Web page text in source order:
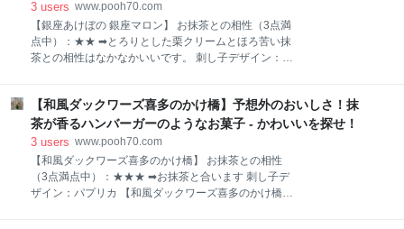
ケーキは、台湾土産として有名なお菓子です。 漢字で
は「鳳梨酥（ホウリンス）」と書きます。 鳳梨がパイ
ナップルのことです。 台湾で有名なパイナップルケー
キをわざわざ日本でも販売するほど人気なんです。 茶
たほうがいいわよ カルディのレジ横で販売していたパ
イナップルケーキは、とっても可愛い箱入りです。 箱
の大きさは7センチ四方ほどのかわいいミニサイ
いいを探せ！
3 users www.pooh70.com
【銀座あけぼの 銀座マロン】 お抹茶との相性（3点満
点中）：★★ ➡とろりとした栗クリームとほろ苦い抹
茶との相性はなかなかいいです。 刺し子デザイン：毘
い)にこの表現が使われていたため毘沙門亀甲と名付け
られた。 亀は長寿吉兆の縁起の良いもの、財宝福徳の
神様である毘沙門天、2重のおめでたい意味がある。
【銀座あけぼの 銀座マロン】 おすすめポイント ● 秋
の期間限定商品（11月中旬まで） ● 濃厚マロンクリ
ームがたっぷり入っている 和菓子・おせんべいで有名
【和風ダックワーズ喜多のかけ橋】予想外のおいしさ！抹
茶が香るハンバーガーのようなお菓子 - かわいいを探せ！
3 users www.pooh70.com
【和風ダックワーズ喜多のかけ橋】 お抹茶との相性
（3点満点中）：★★★ ➡お抹茶と合います 刺し子デ
ザイン：パプリカ 【和風ダックワーズ喜多のかけ橋】